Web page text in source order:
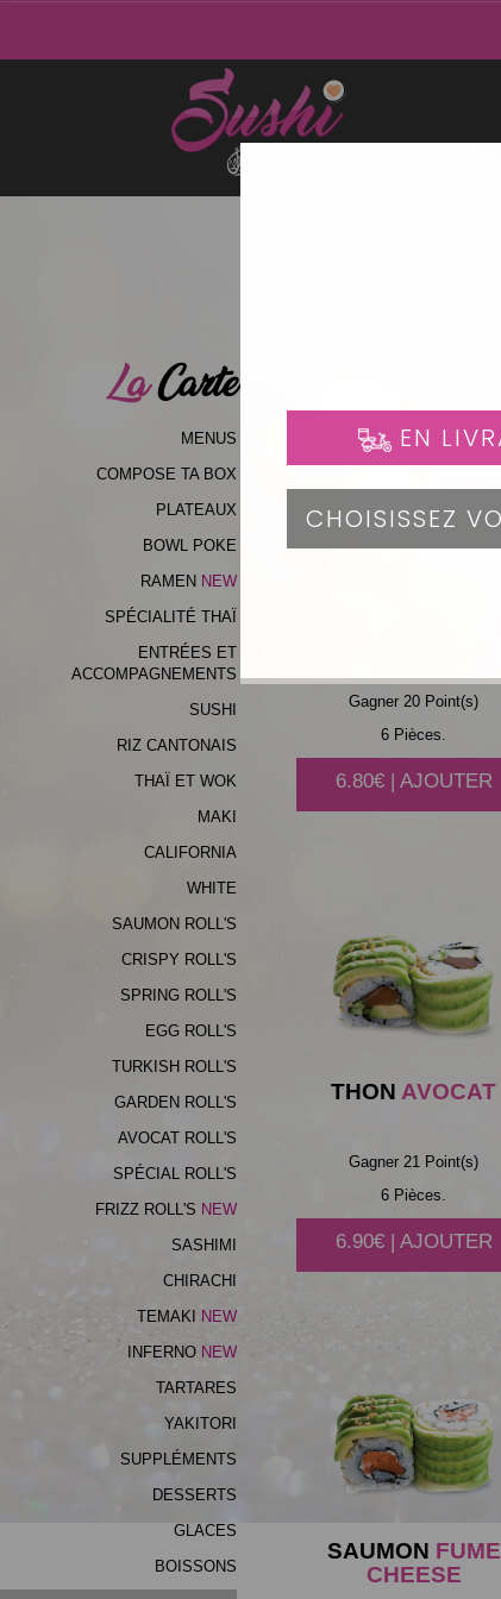
LaCarte
MENUS
COMPOSE TA BOX
PLATEAUX
BOWL POKE
RAMEN NEW
SPÉCIALITÉ THAÏ
ENTRÉES ET
ACCOMPAGNEMENTS
SUSHI
RIZ CANTONAIS
THAÏ ET WOK
MAKI
CALIFORNIA
WHITE
SAUMON ROLL'S
CRISPY ROLL'S
SPRING ROLL'S
EGG ROLL'S
TURKISH ROLL'S
GARDEN ROLL'S
AVOCAT ROLL'S
SPÉCIAL ROLL'S
FRIZZ ROLL'S NEW
SASHIMI
CHIRACHI
TEMAKI
NEW
INFERNO NEW
TARTARES
YAKITORI
SUPPLÉMENTS
DESSERTS
GLACES
BOISSONS
Gagner 20 Point(s)
6 Pièces.
6.80€ | AJOUTER
THON AVOCAT
Gagner 21 Point(s)
6 Pièces.
6.90€ | AJOUTER
SAUMON FUME
CHEESE